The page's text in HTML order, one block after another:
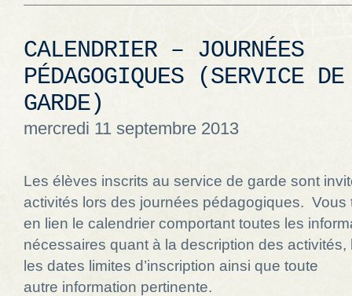
CALENDRIER – JOURNÉES
PÉDAGOGIQUES (SERVICE DE
GARDE)
mercredi 11 septembre 2013
Les élèves inscrits au service de garde sont
activités lors des journées pédagogiques. Vous
en lien le calendrier comportant toutes les
nécessaires quant à la description des activités,
les dates limites d’inscription ainsi que toute
autre information pertinente.